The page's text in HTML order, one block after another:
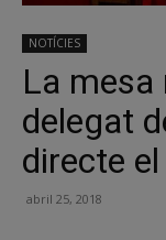
NOTÍCIES
La
delegat
directe
abril 25, 2018